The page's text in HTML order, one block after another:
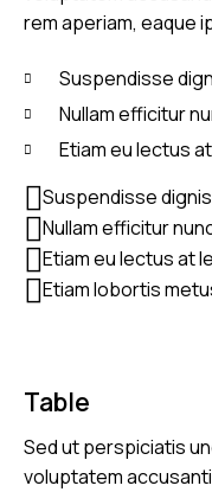
rem aperiam, eaque
Suspendisse
Nullam efficitur
Etiam eu lectus
Suspendisse
Nullam efficitur
Etiam eu lectus at
Etiam lobortis
Table
Sed ut perspiciatis
voluptatem